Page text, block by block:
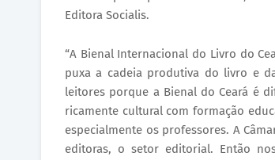
Editora Socialis.
“A Bienal Internacional do Livro do
puxa a cadeia produtiva do livro e
leitores porque a Bienal do Ceará é
ricamente cultural com formação
especialmente os professores. A
editoras, o setor editorial. Então